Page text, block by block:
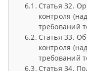
Статья 32.
контроля
требований
Статья 33.
контроля
требований
Статья 34.